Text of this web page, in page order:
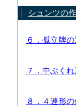
シュンツの
６．孤立牌
７．中ぶく
８．４連形